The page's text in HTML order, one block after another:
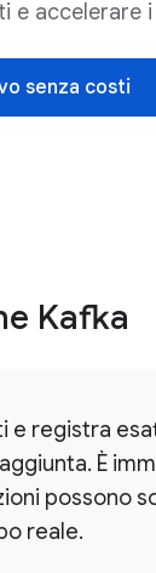
e accelerare
senza costi
Kafka
e registra
È
possono
reale.